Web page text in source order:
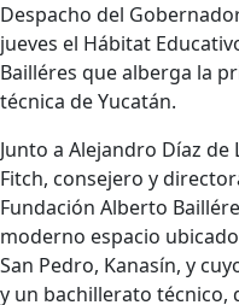
Despacho del
jueves el Hábitat
Bailléres que alberga la
técnica de Yucatán.
Junto a Alejandro Díaz de
Fitch, consejero y
Fundación Alberto
moderno espacio
San Pedro, Kanasín, y
y un bachillerato técnico,